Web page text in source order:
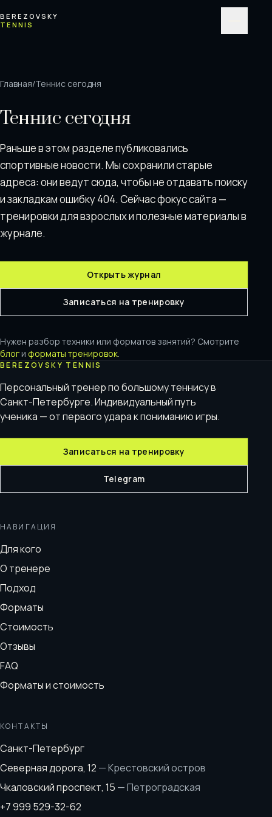
BEREZOVSKY
TENNIS
Главная/Теннис сегодня
Теннис сегодня
Раньше в этом разделе публиковались
спортивные новости. Мы сохранили старые
адреса: они ведут сюда, чтобы не отдавать поискy
и закладкам ошибку 404. Сейчас фокус сайта —
тренировки для взрослых и полезные материалы в
журнале.
Открыть журнал
Записаться на тренировку
Нужен разбор техники или форматов занятий? Смотрите
блог и форматы тренировок.
BEREZOVSKY TENNIS
Персональный тренер по большому теннису в
Санкт-Петербурге. Индивидуальный путь
ученика — от первого удара к пониманию игры.
Записаться на тренировку
Telegram
НАВИГАЦИЯ
Для кого
О тренере
Подход
Форматы
Стоимость
Отзывы
FAQ
Форматы и стоимость
КОНТАКТЫ
Санкт-Петербург
Северная дорога, 12 —Крестовский остров
Чкаловский проспект, 15 —Петроградская
+7 999 529-32-62